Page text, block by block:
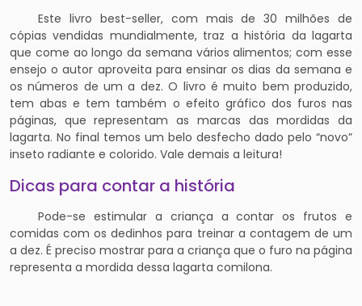
Este livro best-seller, com mais de 30 milhões de
cópias vendidas mundialmente, traz a história da lagarta
que come ao longo da semana vários alimentos; com esse
ensejo o autor aproveita para ensinar os dias da semana e
os números de um a dez. O livro é muito bem produzido,
tem abas e tem também o efeito gráfico dos furos nas
páginas, que representam as marcas das mordidas da
lagarta. No final temos um belo desfecho dado pelo “novo”
inseto radiante e colorido. Vale demais a leitura!
Dicas para contar a história
Pode-se estimular a criança a contar os frutos e
comidas com os dedinhos para treinar a contagem de um
a dez. É preciso mostrar para a criança que o furo na página
representa a mordida dessa lagarta comilona.